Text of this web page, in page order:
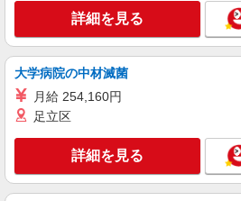
詳細を見る
大学病院の中材滅菌
月給 254,160円
足立区
詳細を見る